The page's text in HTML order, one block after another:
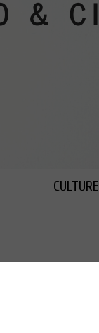
CULTURE